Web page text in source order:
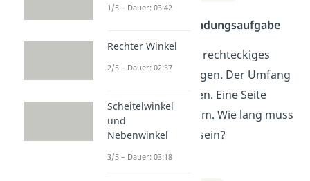
Schwer — Anwendungsaufgabe
Anna möchte ein rechteckiges
Blumenbeet anlegen. Der Umfang
soll 3,6 m betragen. Eine Seite
misst bereits 80 cm. Wie lang muss
die andere Seite sein?
Lösung:
1/5 – Dauer: 03:42
Rechter Winkel
2/5 – Dauer: 02:37
Scheitelwinkel
und
Nebenwinkel
3/5 – Dauer: 03:18